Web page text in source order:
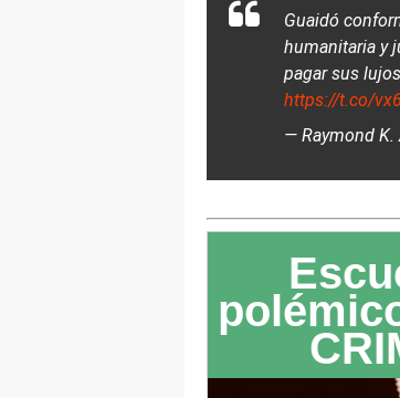
Guaidó
humanitaria y
pagar sus
https://t.co/